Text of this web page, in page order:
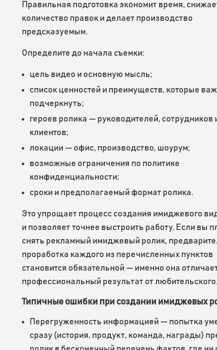
Правильная подготовка экономит время,
количество правок и делает производство
предсказуемым.
Определите до начала съемки:
цель видео и основную мысль;
список ценностей и преимуществ, которые
подчеркнуть;
героев ролика — руководителей, сотрудников
клиентов;
локации — офис, производство, шоурум;
возможные ограничения по политике
конфиденциальности;
сроки и предполагаемый формат ролика.
Это упрощает процесс создания имиджевого
и позволяет точнее выстроить работу. Если вы
снять рекламный имиджевый ролик,
проработка каждого из перечисленных пунктов
становится обязательной — именно она
профессиональный результат от
Типичные ошибки при создании имиджевых
Перегруженность информацией — попытка
сразу (история, продукт, команда, награды)